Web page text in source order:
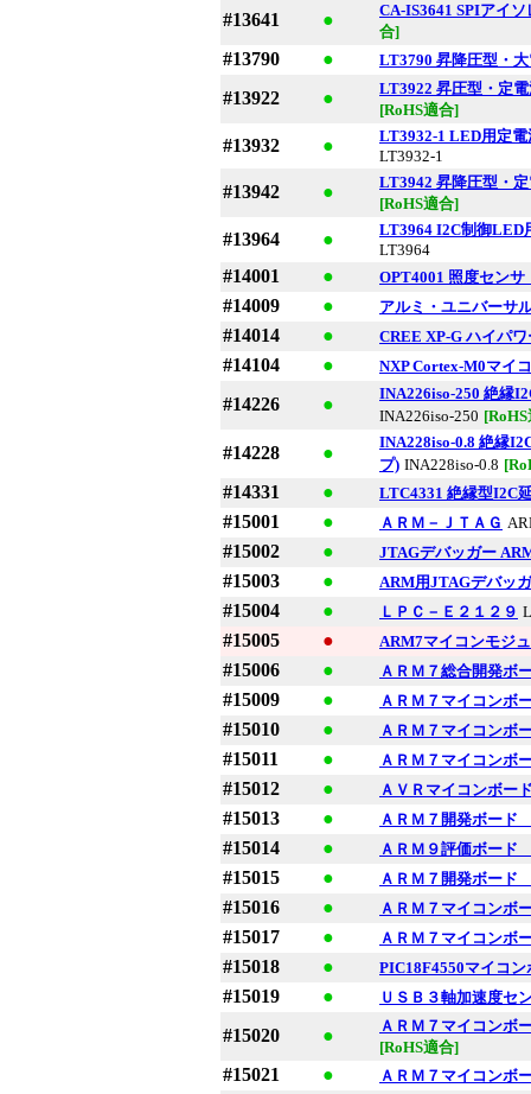
#13641 ●
CA-IS3641 SPIアイ
合]
#13790 ● LT3790 昇降圧型・
#13922 ●
LT3922 昇圧型・定
[RoHS適合]
#13932 ●
LT3932-1 LED用定
LT3932-1
#13942 ●
LT3942 昇降圧型・
[RoHS適合]
#13964 ●
LT3964 I2C制御LED
LT3964
#14001 ● OPT4001 照度センサ
#14009 ● アルミ・ユニバーサ
#14014 ● CREE XP-G ハイパ
#14104 ● NXP Cortex-M0マイ
#14226 ●
INA226iso-250 絶縁
INA226iso-250
#14228 ●
INA228iso-0.8 絶縁
プ) INA228iso-0.8
#14331 ● LTC4331 絶縁型I2C
#15001 ● ＡＲＭ－ＪＴＡＧ
#15002 ● JTAGデバッガー
#15003 ● ARM用JTAGデバッ
#15004 ● ＬＰＣ－Ｅ２１２９
#15005 ● ARM7マイコンモジ
#15006 ● ＡＲＭ７総合開発ボ
#15009 ● ＡＲＭ７マイコンボ
#15010 ● ＡＲＭ７マイコンボ
#15011 ● ＡＲＭ７マイコンボ
#15012 ● ＡＶＲマイコンボー
#15013 ● ＡＲＭ７開発ボー
#15014 ● ＡＲＭ９評価ボー
#15015 ● ＡＲＭ７開発ボード
#15016 ● ＡＲＭ７マイコンボ
#15017 ● ＡＲＭ７マイコンボ
#15018 ● PIC18F4550マイコ
#15019 ● ＵＳＢ３軸加速度セ
#15020 ●
ＡＲＭ７マイコンボ
[RoHS適合]
#15021 ● ＡＲＭ７マイコンボ